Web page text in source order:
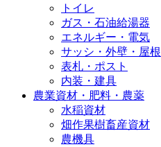
トイレ
ガス・石油給湯器
エネルギー・電気
サッシ・外壁・屋根
表札・ポスト
内装・建具
農業資材・肥料・農薬
水稲資材
畑作果樹畜産資材
農機具